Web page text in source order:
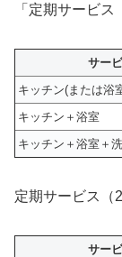
「定期サービ
サー
キッチン(または浴
キッチン＋浴室
キッチン＋浴室＋
定期サービス（
サー